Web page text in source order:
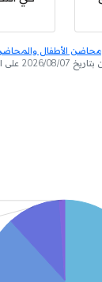
الأطفال والمحاضن
16:31